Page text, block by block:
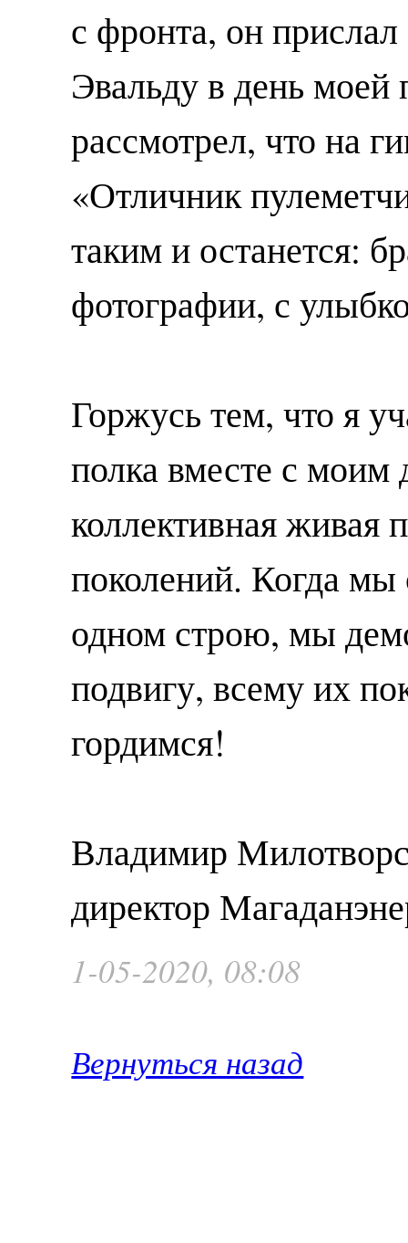
с фронта, он
Эвальду в день
рассмотрел, что на
«Отличник
таким и останется:
фотографии, с
Горжусь тем, что я
полка вместе с
коллективная живая
поколений. Когда
одном строю, мы
подвигу, всему их
гордимся!
Владимир
директор
1-05-2020, 08:08
Вернуться назад